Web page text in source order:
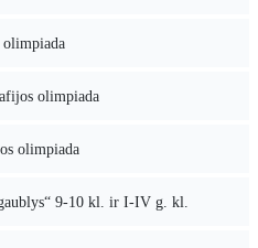
olimpiada
olimpiada
9-10 kl. ir I-IV g. kl.